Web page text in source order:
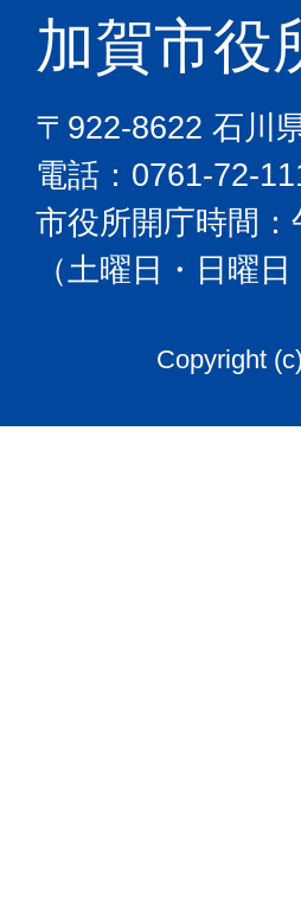
加賀市役
〒922-8622 石川
電話：0761-72-
市役所開庁時間
（土曜日・日曜
Copyright